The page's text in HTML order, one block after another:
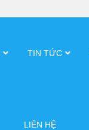
TIN TỨC
LIÊN HỆ